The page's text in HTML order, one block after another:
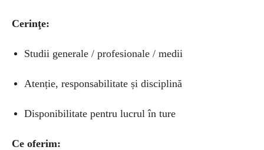
Cerinţe:
Studii generale / profesionale / medii
Atenție, responsabilitate și disciplină
Disponibilitate pentru lucrul în ture
Ce oferim: